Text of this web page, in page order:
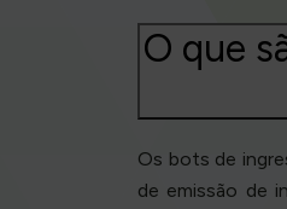
O que
Os bots de
de emissão de